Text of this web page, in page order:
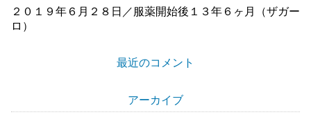
２０１９年６月２８日／服薬開始後１３年６ヶ月（ザガー
ロ）
最近のコメント
アーカイブ